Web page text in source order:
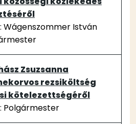
Wágenszommer István
Zsuzsanna
rezsiköltség
kötelezettségéről
Polgármester